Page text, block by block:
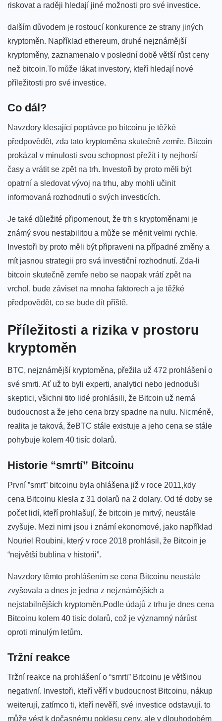
‍riskovat a raději hledají jiné možnosti ⁢pro‍ své​ investice.
dalším důvodem je rostoucí‍ konkurence ze strany jiných
kryptoměn. Například⁤ ethereum, druhé⁣ nejznámější
kryptoměny, zaznamenalo ​v⁣ poslední době ⁤větší růst ceny
než bitcoin.To⁢ může ⁢lákat‍ investory, kteří hledají‍ nové‍
příležitosti pro své investice.
Co dál?
Navzdory klesající poptávce po bitcoinu ‌je těžké
předpovědět, zda tato kryptoměna skutečně zemře. Bitcoin
prokázal v minulosti svou schopnost přežít i ty nejhorší
časy a vrátit se⁣ zpět na ​trh. Investoři by​ proto měli být
opatrní a ⁣sledovat ⁤vývoj na trhu, ⁢aby mohli učinit
informovaná rozhodnutí o svých investicích.
Je‌ také ‍důležité připomenout, že ‌trh ⁢s kryptoměnami je
známý svou ⁢nestabilitou a může ​se⁢ měnit velmi rychle.
Investoři ​by proto měli ‍být připraveni na​ případné změny a
mít jasnou strategii pro ‌svá ‌investiční rozhodnutí. Zda-li
bitcoin skutečně zemře nebo⁢ se ⁣naopak vrátí zpět na
vrchol, bude⁢ záviset na mnoha faktorech a je těžké
předpovědět, co se bude dít příště.
Příležitosti a rizika v prostoru⁢
kryptoměn
BTC,⁣ nejznámější kryptoměna, přežila už 472​ prohlášení o
své smrti. Ať už ⁣to byli ‍experti, analytici ⁣nebo jednoduši
skeptici, všichni tito lidé prohlásili,​ že Bitcoin už nemá
budoucnost ⁢a že jeho cena brzy spadne na nulu. Nicméně,
realita je taková, žeBTC stále existuje a jeho cena se⁣ stále
pohybuje kolem ​40 tisíc dolarů.
Historie “smrtí” Bitcoinu
První ⁢”smrt” bitcoinu byla ohlášena již v ‌roce‌ 2011,kdy
cena Bitcoinu klesla z 31 ‍dolarů na 2 dolary. Od té ‍doby se
počet lidí, kteří prohlašují, že bitcoin ⁢je mrtvý, neustále
zvyšuje.‌ Mezi nimi jsou ⁣i ‌známí ekonomové, jako například
Nouriel Roubini, který v ⁤roce ⁣2018 prohlásil, že Bitcoin je
“největší bublina v historii”.
Navzdory těmto prohlášením ⁤se cena Bitcoinu‌ neustále
zvyšovala a dnes ‌je‍ jedna z ⁣nejznámějších a
nejstabilnějších kryptoměn.Podle údajů z ​trhu ​je​ dnes cena
Bitcoinu kolem 40⁤ tisíc ​dolarů, což‍ je‌ významný nárůst
oproti minulým ​letům.
Tržní reakce
Tržní reakce ‍na ​prohlášení o “smrti” Bitcoinu je většinou
‌negativní. Investoři, kteří věří v budoucnost‍ Bitcoinu, nákup⁣
weiterují, zatímco ti, kteří nevěří, své investice odstavují. ⁣to
může⁣ vést k⁤ dočasnému⁤ poklesu⁤ ceny, ale​ v dlouhodobém